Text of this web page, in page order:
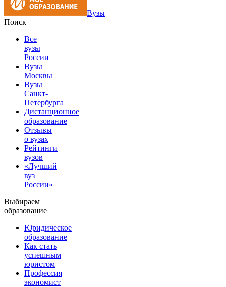
Вузы
Поиск
Все
вузы
России
Вузы
Москвы
Вузы
Санкт-
Петербурга
Дистанционное
образование
Отзывы
о вузах
Рейтинги
вузов
«Лучший
вуз
России»
Выбираем
образование
Юридическое
образование
Как стать
успешным
юристом
Профессия
экономист